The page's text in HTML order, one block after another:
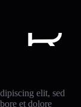
elit, sed
et dolore